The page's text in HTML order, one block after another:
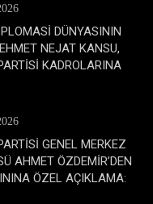
DÜNYASININ
NEJAT KANSU,
KADROLARINA
GENEL MERKEZ
AHMET ÖZDEMİR’DEN
ÖZEL AÇIKLAMA: